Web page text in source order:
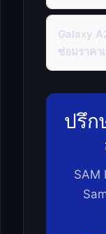
Galaxy
ซ่อมราคา
ปรึก
SAM